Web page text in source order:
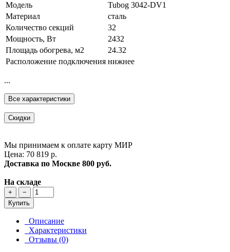
Модель
Tubog 3042-DV1
Материал
сталь
Количество секций
32
Мощность, Вт
2432
Площадь обогрева, м2
24.32
Расположение подключения нижнее
...
Все характеристики
Скидки
Мы принимаем к оплате карту МИР
Цена: 70 819 р.
Доставка по Москве 800 руб.
На складе
+
−
Купить
Описание
Характеристики
Отзывы (0)